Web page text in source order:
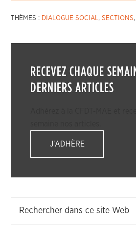
THÈMES : DIALOGUE SOCIAL,SECTIONS
RECEVEZ CHAQUE
DERNIERS ARTICLES
J'ADHÈRE